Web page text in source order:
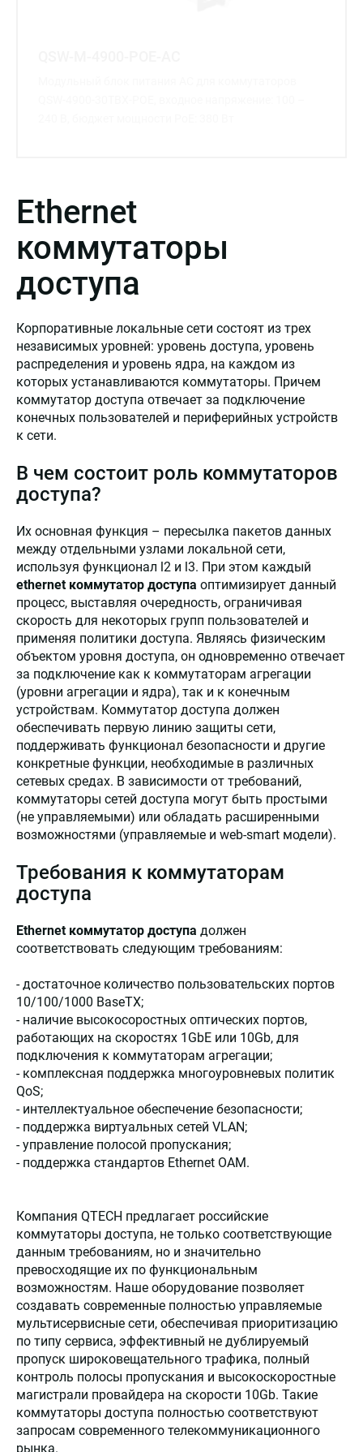
Ethernet
коммутаторы
доступа
Корпоративные локальные сети состоят из трех
независимых уровней: уровень доступа, уровень
распределения и уровень ядра, на каждом из
которых устанавливаются коммутаторы. Причем
коммутатор доступа отвечает за подключение
конечных пользователей и периферийных устройств
к сети.
В чем состоит роль коммутаторов
доступа?
Их основная функция – пересылка пакетов данных
между отдельными узлами локальной сети,
используя функционал l2 и l3. При этом каждый
ethernet коммутатор доступа оптимизирует данный
процесс, выставляя очередность, ограничивая
скорость для некоторых групп пользователей и
применяя политики доступа. Являясь физическим
объектом уровня доступа, он одновременно отвечает
за подключение как к коммутаторам агрегации
(уровни агрегации и ядра), так и к конечным
устройствам. Коммутатор доступа должен
обеспечивать первую линию защиты сети,
поддерживать функционал безопасности и другие
конкретные функции, необходимые в различных
сетевых средах. В зависимости от требований,
коммутаторы сетей доступа могут быть простыми
(не управляемыми) или обладать расширенными
возможностями (управляемые и web-smart модели).
Требования к коммутаторам
доступа
Ethernet коммутатор доступа должен
соответствовать следующим требованиям:
- достаточное количество пользовательских портов
10/100/1000 BaseTX;
- наличие высокосоростных оптических портов,
работающих на скоростях 1GbE или 10Gb, для
подключения к коммутаторам агрегации;
- комплексная поддержка многоуровневых политик
QoS;
- интеллектуальное обеспечение безопасности;
- поддержка виртуальных сетей VLAN;
- управление полосой пропускания;
- поддержка стандартов Ethernet OAM.
Компания QTECH предлагает российские
коммутаторы доступа, не только соответствующие
данным требованиям, но и значительно
превосходящие их по функциональным
возможностям. Наше оборудование позволяет
создавать современные полностью управляемые
мультисервисные сети, обеспечивая приоритизацию
по типу сервиса, эффективный не дублируемый
пропуск широковещательного трафика, полный
контроль полосы пропускания и высокоскоростные
магистрали провайдера на скорости 10Gb. Такие
коммутаторы доступа полностью соответствуют
запросам современного телекоммуникационного
рынка.